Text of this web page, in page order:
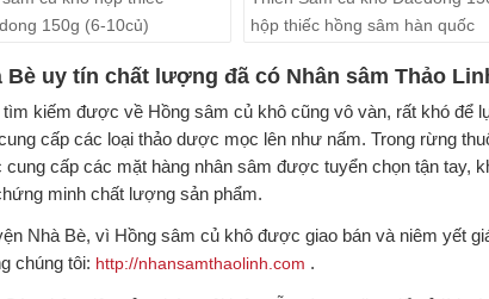
150g (6-10củ)
hộp thiếc hồng sâm hàn quốc
uy tín chất lượng đã có Nhân sâm Thảo
kiếm được về Hồng sâm củ khô cũng vô vàn, rất khó để
cấp các loại thảo dược mọc lên như nấm. Trong rừng
cấp các mặt hàng nhân sâm được tuyển chọn tận tay,
minh chất lượng sản phẩm.
Nhà Bè, vì Hồng sâm củ khô được giao bán và niêm yết
chúng tôi: http://nhansamthaolinh.com .